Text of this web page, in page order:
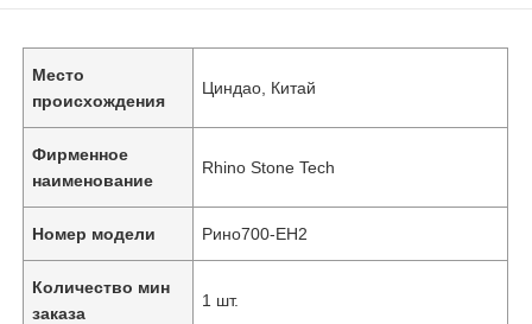
Место
происхождения
Циндао, Китай
Фирменное
наименование
Rhino Stone Tech
Номер модели Рино700-EH2
Количество мин
заказа
1 шт.